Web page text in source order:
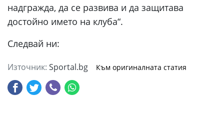
надгражда, да се развива и да защитава
достойно името на клуба“.
Следвай ни:
Източник: Sportal.bg Към оригиналната статия